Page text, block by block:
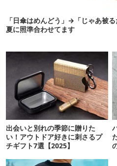
「日傘はめんどう」→「じゃあ被
夏に照準合わせてます
出会いと別れの季節に贈りた
い！アウトドア好きに刺さるプ
チギフト7選【2025】